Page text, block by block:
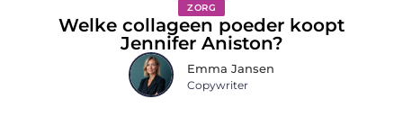
ZORG
Welke collageen poeder koopt
Jennifer Aniston?
Emma Jansen
Copywriter